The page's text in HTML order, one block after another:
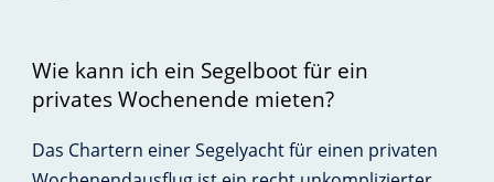
Wie kann ich ein Segelboot für ein
privates Wochenende mieten?
Das Chartern einer Segelyacht für einen privaten